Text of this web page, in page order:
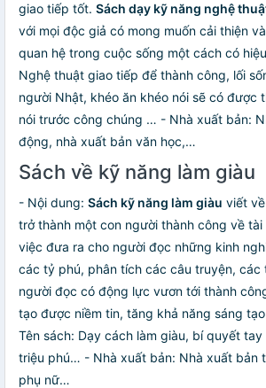
giao tiếp tốt. Sách dạy kỹ năng nghệ
với mọi độc giả có mong muốn cải thiện
quan hệ trong cuộc sống một cách có
Nghệ thuật giao tiếp để thành công, lối
người Nhật, khéo ăn khéo nói sẽ có được
nói trước công chúng … - Nhà xuất bản:
động, nhà xuất bản văn học,…
Sách về kỹ năng làm giàu
- Nội dung: Sách kỹ năng làm giàu viết
trở thành một con người thành công về
việc đưa ra cho người đọc những kinh
các tỷ phú, phân tích các câu truyện, các
người đọc có động lực vươn tới thành
tạo được niềm tin, tăng khả năng sáng
Tên sách: Dạy cách làm giàu, bí quyết
triệu phú… - Nhà xuất bản: Nhà xuất bản
phụ nữ…